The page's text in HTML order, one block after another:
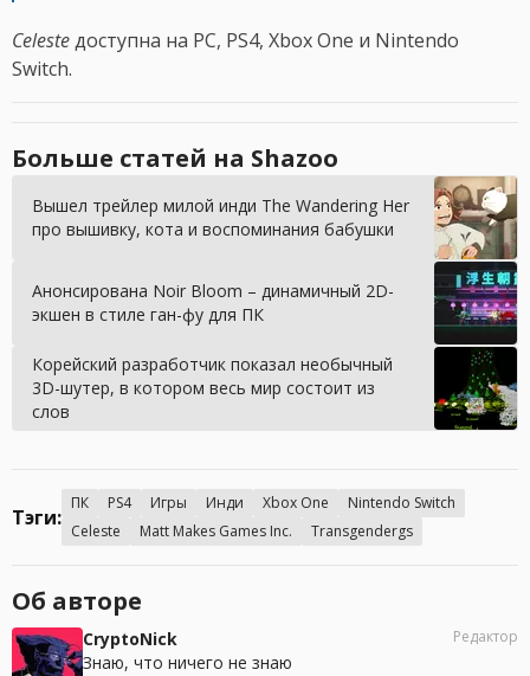
Celesteдоступна на PC, PS4, Xbox One и Nintendo
Switch.
Больше статей на Shazoo
Вышел трейлер милой инди The Wandering Her
про вышивку, кота и воспоминания бабушки
Анонсирована Noir Bloom – динамичный 2D-
экшен в стиле ган-фу для ПК
Корейский разработчик показал необычный
3D-шутер, в котором весь мир состоит из
слов
Тэги:
ПК PS4 Игры Инди Xbox One
Nintendo Switch
Celeste
Matt Makes Games Inc. Transgendergs
Об авторе
CryptoNick
Знаю, что ничего не знаю
Редактор